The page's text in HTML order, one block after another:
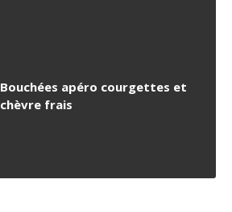
Bouchées apéro courgettes et
chèvre frais